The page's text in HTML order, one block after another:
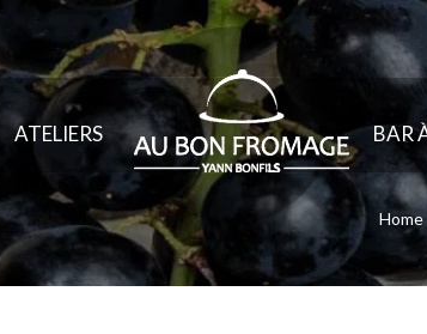
ATELIERS BAR
Home